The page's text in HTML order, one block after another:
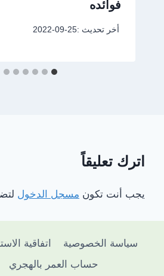
فوائده
أخر تحديث :2022-09-25
اترك تعليقاً
يجب أنت تكون مسجل الدخول
سياسة الخصوصية اتفاقية
حساب العمر بالهجري